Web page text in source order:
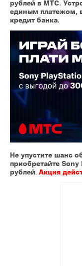
рублей в МТС.
единым платежом,
кредит банка.
Не упустите шанс
приобретайте
рублей. Акция